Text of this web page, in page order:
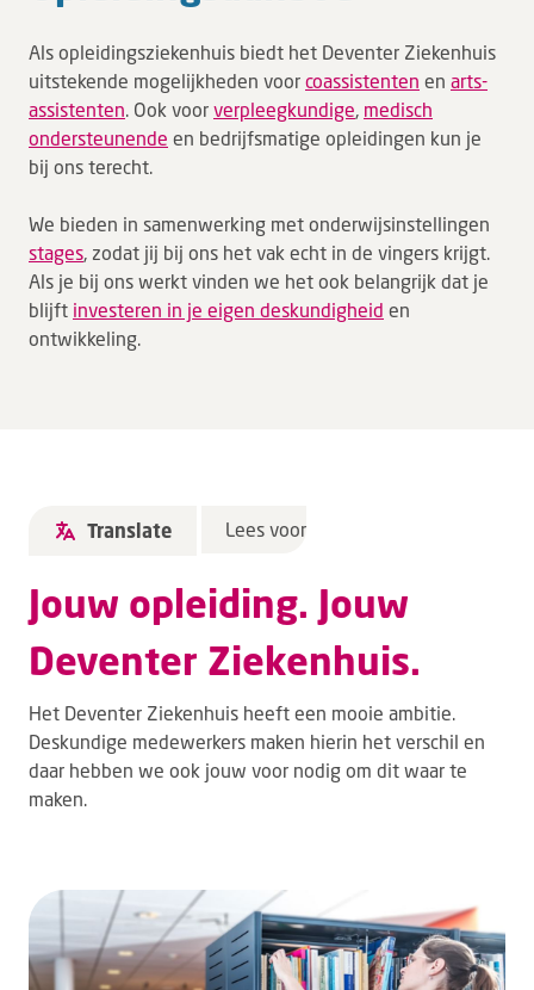
Over ons
Verwijzers
MijnDZ
Als opleidingsziekenhuis biedt het Deventer Ziekenhuis
uitstekende mogelijkheden voor coassistenten en arts-
assistenten. Ook voor verpleegkundige, medisch
ondersteunende en bedrijfsmatige opleidingen kun je
bij ons terecht.
We bieden in samenwerking met onderwijsinstellingen
stages, zodat jij bij ons het vak echt in de vingers krijgt.
Als je bij ons werkt vinden we het ook belangrijk dat je
blijft investeren in je eigen deskundigheid en
ontwikkeling.
Translate Lees voor
Jouw opleiding. Jouw
Deventer Ziekenhuis.
Het Deventer Ziekenhuis heeft een mooie ambitie.
Deskundige medewerkers maken hierin het verschil en
daar hebben we ook jouw voor nodig om dit waar te
maken.